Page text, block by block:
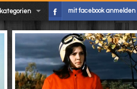
kategorien mit facebook anmelden